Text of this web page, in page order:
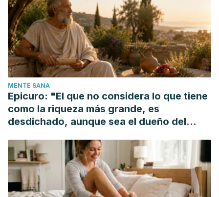
aafp.org/afp/2002/0601/p2277.html
Hashmi F, et al. (2016). The evaluation of three treatments
for plantar callus: A three-armed randomized, comparative
trial using biophysical outcome measures. DOI:
10.1186/s13063-016-1377-2
Merrill TJ, et al. (n.d.). Relationship between smoking and
callus formation of the foot. DOI:
podiatryinstitute.com/pdfs/Update_2012/2012_38.pdf
MENTE SANA
Epicuro: "El que no considera lo que tiene
como la riqueza más grande, es
desdichado, aunque sea el dueño del